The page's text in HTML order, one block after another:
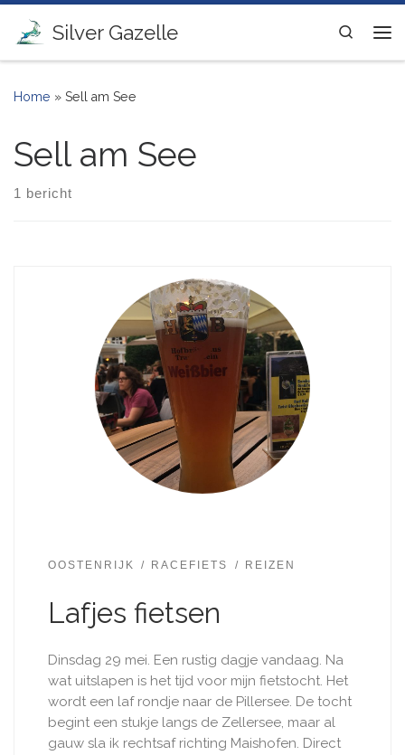
Ga naar inhoud
Silver Gazelle
Search
Home » Sell am See
Sell am See
1 bericht
OOSTENRIJK RACEFIETS REIZEN
Lafjes fietsen
Dinsdag 29 mei. Een rustig dagje vandaag. Na
wat uitslapen is het tijd voor mijn fietstocht. Het
wordt een laf rondje naar de Pillersee. De tocht
begint een stukje langs de Zellersee, maar al
gauw sla ik rechtsaf richting Maishofen. Direct